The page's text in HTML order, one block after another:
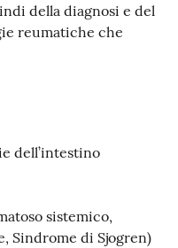
della diagnosi e del
reumatiche che
dell’intestino
sistemico,
Sindrome di Sjogren)